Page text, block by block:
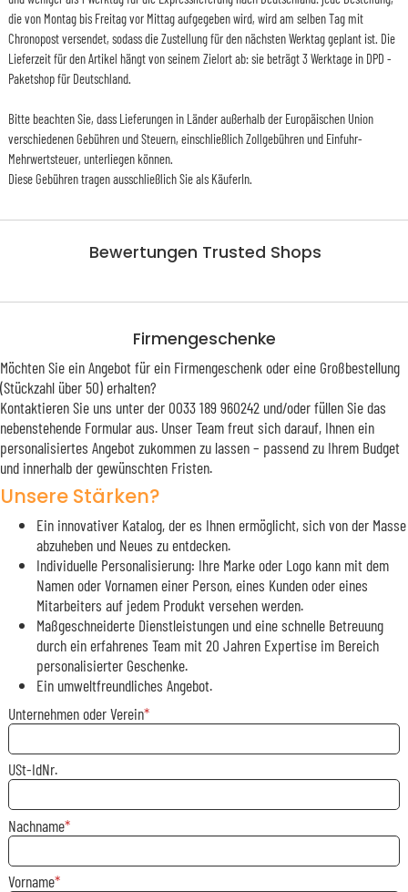
Bewertungen Trusted Shops
die von Montag bis Freitag vor Mittag aufgegeben wird, wird am selben Tag mit
Chronopost versendet, sodass die Zustellung für den nächsten Werktag geplant ist. Die
Lieferzeit für den Artikel hängt von seinem Zielort ab: sie beträgt 3 Werktage in DPD -
Paketshop für Deutschland.
Bitte beachten Sie, dass Lieferungen in Länder außerhalb der Europäischen Union
verschiedenen Gebühren und Steuern, einschließlich Zollgebühren und Einfuhr-
Mehrwertsteuer, unterliegen können.
Diese Gebühren tragen ausschließlich Sie als KäuferIn.
Firmengeschenke
Möchten Sie ein Angebot für ein Firmengeschenk oder eine Großbestellung
(Stückzahl über 50) erhalten?
Kontaktieren Sie uns unter der 0033 189 960242 und/oder füllen Sie das
nebenstehende Formular aus. Unser Team freut sich darauf, Ihnen ein
personalisiertes Angebot zukommen zu lassen – passend zu Ihrem Budget
und innerhalb der gewünschten Fristen.
Unsere Stärken?
Ein innovativer Katalog, der es Ihnen ermöglicht, sich von der Masse
abzuheben und Neues zu entdecken.
Individuelle Personalisierung: Ihre Marke oder Logo kann mit dem
Namen oder Vornamen einer Person, eines Kunden oder eines
Mitarbeiters auf jedem Produkt versehen werden.
Maßgeschneiderte Dienstleistungen und eine schnelle Betreuung
durch ein erfahrenes Team mit 20 Jahren Expertise im Bereich
personalisierter Geschenke.
Ein umweltfreundliches Angebot.
Unternehmen oder Verein
USt-IdNr.
Nachname
Vorname